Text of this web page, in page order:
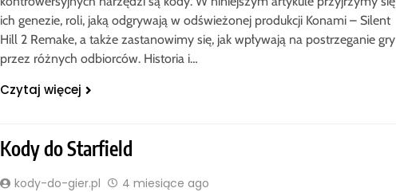
ich genezie, roli, jaką odgrywają w odświeżonej produkcji Konami – Silent
Hill 2 Remake, a także zastanowimy się, jak wpływają na postrzeganie gry
przez różnych odbiorców. Historia i…
Czytaj więcej
Kody do Starfield
kody-do-gier.pl 4 miesiące ago